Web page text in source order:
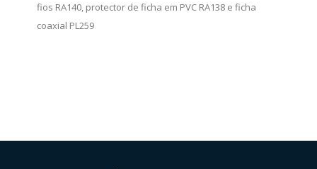
fios RA140, protector de ficha em PVC RA138 e ficha
coaxial PL259